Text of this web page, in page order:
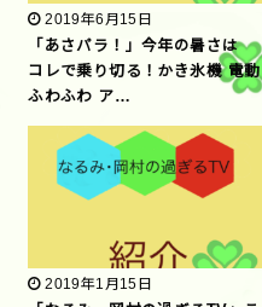
2019年6月15日
「あさパラ！」今年の暑さは
コレで乗り切る！かき氷機 電動
ふわふわ ア…
2019年1月15日